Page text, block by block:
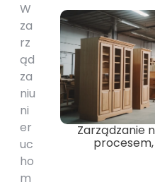
Zarządzanie
W
za
rz
ąd
za
niu
ni
er
uc
ho
m